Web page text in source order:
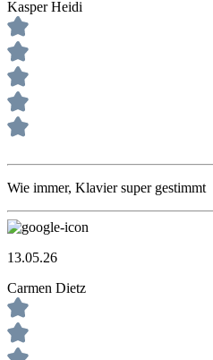
Kasper Heidi
Wie immer, Klavier super gestimmt
13.05.26
Carmen Dietz